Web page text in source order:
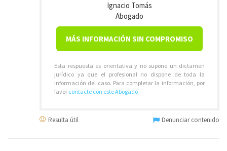
Ignacio Tomás
Abogado
MÁS INFORMACIÓN SIN COMPROMISO
Esta respuesta es orientativa y no supone un dictamen
jurídico ya que el profesional no dispone de toda la
información del caso. Para completar la información, por
favor contacte con este Abogado
Resulta útil Denunciar contenido